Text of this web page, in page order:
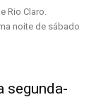
Rio Claro.
noite de sábado
segunda-